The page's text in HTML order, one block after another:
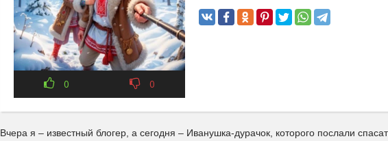
0 0
Вчера я – известный блогер, а сегодня – Иванушка-дурачок, которого послали